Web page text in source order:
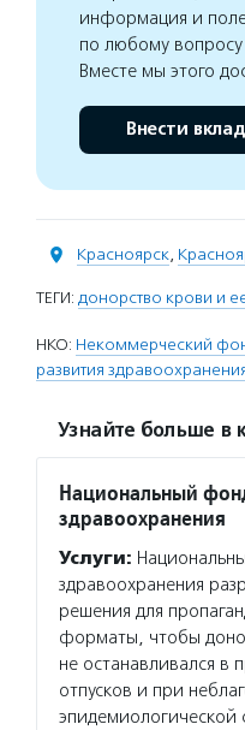
информация и
по любому вопросу
Вместе мы этого
Внести вклад
Красноярск,
ТЕГИ: донорство крови и
НКО: Некоммерческий
развития
Узнайте больше в
Национальный
здравоохранения
Услуги:
здравоохранения
решения для
форматы, чтобы
не останавливался в
отпусков и при
эпидемиологической